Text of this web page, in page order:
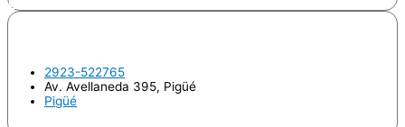
Odontologo
2923-522765
Av. Avellaneda 395, Pigüé
Pigüé